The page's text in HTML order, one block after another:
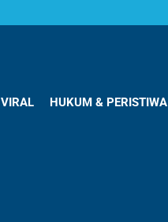
VIRAL HUKUM & PERISTIWA